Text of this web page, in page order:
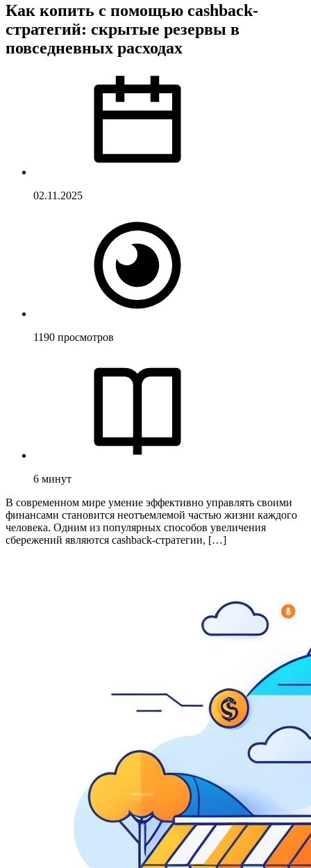
Как копить с помощью cashback-
стратегий: скрытые резервы в
повседневных расходах
02.11.2025
1190 просмотров
6 минут
В современном мире умение эффективно управлять своими
финансами становится неотъемлемой частью жизни каждого
человека. Одним из популярных способов увеличения
сбережений являются cashback-стратегии, […]